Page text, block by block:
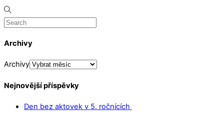
Archivy
Archivy
Nejnovější příspěvky
Den bez aktovek v 5. ročnících